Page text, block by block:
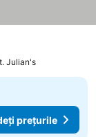
Julian's
prețurile